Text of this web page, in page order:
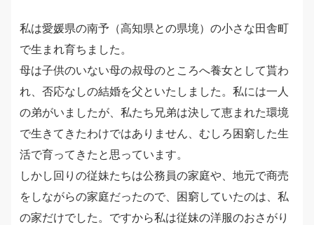
私は愛媛県の南予（高知県との県境）の小さな田舎町
で生まれ育ちました。
母は子供のいない母の叔母のところへ養女として貰わ
れ、否応なしの結婚を父といたしました。私には一人
の弟がいましたが、私たち兄弟は決して恵まれた環境
で生きてきたわけではありません、むしろ困窮した生
活で育ってきたと思っています。
しかし回りの従妹たちは公務員の家庭や、地元で商売
をしながらの家庭だったので、困窮していたのは、私
の家だけでした。ですから私は従妹の洋服のおさがり